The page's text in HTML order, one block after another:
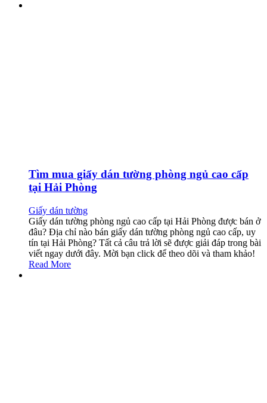
Tìm mua giấy dán tường phòng ngủ cao cấp
tại Hải Phòng
Giấy dán tường
Giấy dán tường phòng ngủ cao cấp tại Hải Phòng được bán ở
đâu? Địa chỉ nào bán giấy dán tường phòng ngủ cao cấp, uy
tín tại Hải Phòng? Tất cả câu trả lời sẽ được giải đáp trong bài
viết ngay dưới đây. Mời bạn click để theo dõi và tham khảo!
Read More